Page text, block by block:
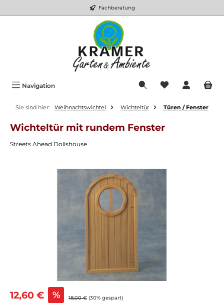
Fachberatung
Navigation Du hast 0
Sie sind hier: Weihnachtswichtel Wichteltür Türen / Fenster
Wichteltür mit rundem Fenster
Streets Ahead Dollshouse
Verkaufspreis:
12,60 € % Regulärer Preis:
18,00 € (30% gespart)